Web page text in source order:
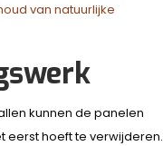
van natuurlijke
kunnen de panelen
hoeft te verwijderen.